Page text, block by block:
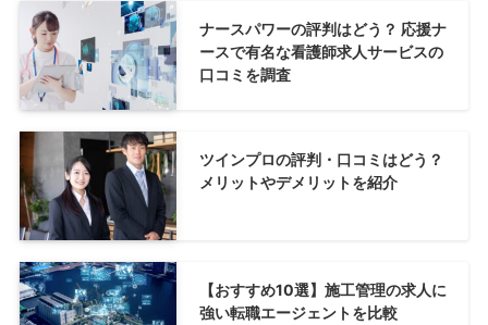
ナースパワーの評判はどう？ 応援ナ
ースで有名な看護師求人サービスの
口コミを調査
ツインプロの評判・口コミはどう？
メリットやデメリットを紹介
【おすすめ10選】施工管理の求人に
強い転職エージェントを比較